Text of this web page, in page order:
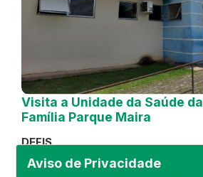
Aviso de Privacidade
Visita a Unidade da Saúde da
Família Parque Maira
DEFIS
30 de October de 2024